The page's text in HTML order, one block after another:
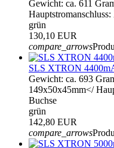
Gewicht: ca. 611
grün
130,10 EUR
compare_arrows
SLS XTRON
Gewicht: ca. 693
149x50x45mm</
Buchse
grün
142,80 EUR
compare_arrows